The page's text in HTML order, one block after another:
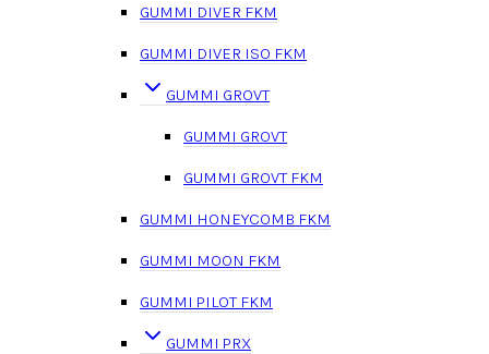
GUMMI DIVER FKM
GUMMI DIVER ISO FKM
GUMMI GROVT
GUMMI GROVT
GUMMI GROVT FKM
GUMMI HONEYCOMB FKM
GUMMI MOON FKM
GUMMI PILOT FKM
GUMMI PRX